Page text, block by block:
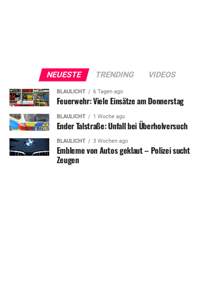
NEUESTE TRENDING VIDEOS
BLAULICHT 6 Tagen ago
Feuerwehr: Viele Einsätze am Donnerstag
BLAULICHT 1 Woche ago
Ender Talstraße: Unfall bei Überholversuch
BLAULICHT 3 Wochen ago
Embleme von Autos geklaut – Polizei sucht
Zeugen